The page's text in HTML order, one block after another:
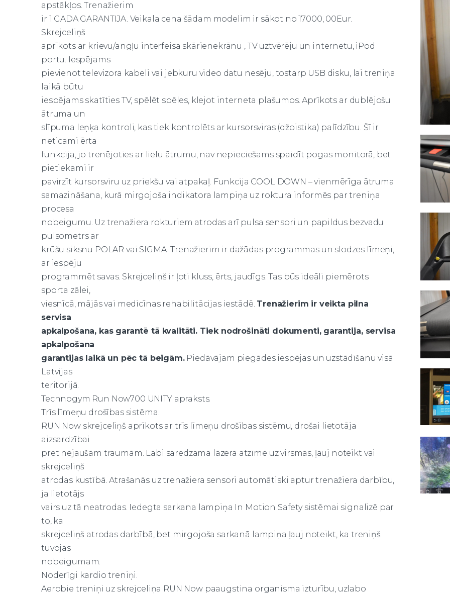
apstākļos. Trenažierim
ir 1 GADA GARANTIJA. Veikala cena šādam modelim ir sākot no 17000, 00Eur.
Skrejceliņš
aprīkots ar krievu/angļu interfeisa skārienekrānu , TV uztvērēju un internetu, iPod
portu. Iespējams
pievienot televizora kabeli vai jebkuru video datu nesēju, tostarp USB disku, lai treniņa
laikā būtu
iespējams skatīties TV, spēlēt spēles, klejot interneta plašumos. Aprīkots ar dublējošu
ātruma un
slīpuma leņķa kontroli, kas tiek kontrolēts ar kursorsviras (džoistika) palīdzību. Šī ir
neticami ērta
funkcija, jo trenējoties ar lielu ātrumu, nav nepieciešams spaidīt pogas monitorā, bet
pietiekami ir
pavirzīt kursorsviru uz priekšu vai atpakaļ. Funkcija COOL DOWN – vienmērīga ātruma
samazināšana, kurā mirgojoša indikatora lampiņa uz roktura informēs par treniņa
procesa
nobeigumu. Uz trenažiera rokturiem atrodas arī pulsa sensori un papildus bezvadu
pulsometrs ar
krūšu siksnu POLAR vai SIGMA. Trenažierim ir dažādas programmas un slodzes līmeņi,
ar iespēju
programmēt savas. Skrejceliņš ir ļoti kluss, ērts, jaudīgs. Tas būs ideāli piemērots
sporta zālei,
viesnīcā, mājās vai medicīnas rehabilitācijas iestādē. Trenažierim ir veikta pilna
servisa
apkalpošana, kas garantē tā kvalitāti. Tiek nodrošināti dokumenti, garantija, servisa
apkalpošana
garantijas laikā un pēc tā beigām.Piedāvājam piegādes iespējas un uzstādīšanu visā
Latvijas
teritorijā.
Technogym Run Now700 UNITY apraksts.
Trīs līmeņu drošības sistēma.
RUN Now skrejceliņš aprīkots ar trīs līmeņu drošības sistēmu, drošai lietotāja
aizsardzībai
pret nejaušām traumām. Labi saredzama lāzera atzīme uz virsmas, ļauj noteikt vai
skrejceliņš
atrodas kustībā. Atrašanās uz trenažiera sensori automātiski aptur trenažiera darbību,
ja lietotājs
vairs uz tā neatrodas. Iedegta sarkana lampiņa In Motion Safety sistēmai signalizē par
to, ka
skrejceliņš atrodas darbībā, bet mirgojoša sarkanā lampiņa ļauj noteikt, ka treniņš
tuvojas
nobeigumam.
Noderīgi kardio treniņi.
Aerobie treniņi uz skrejceliņa RUN Now paaugstina organisma izturību, uzlabo